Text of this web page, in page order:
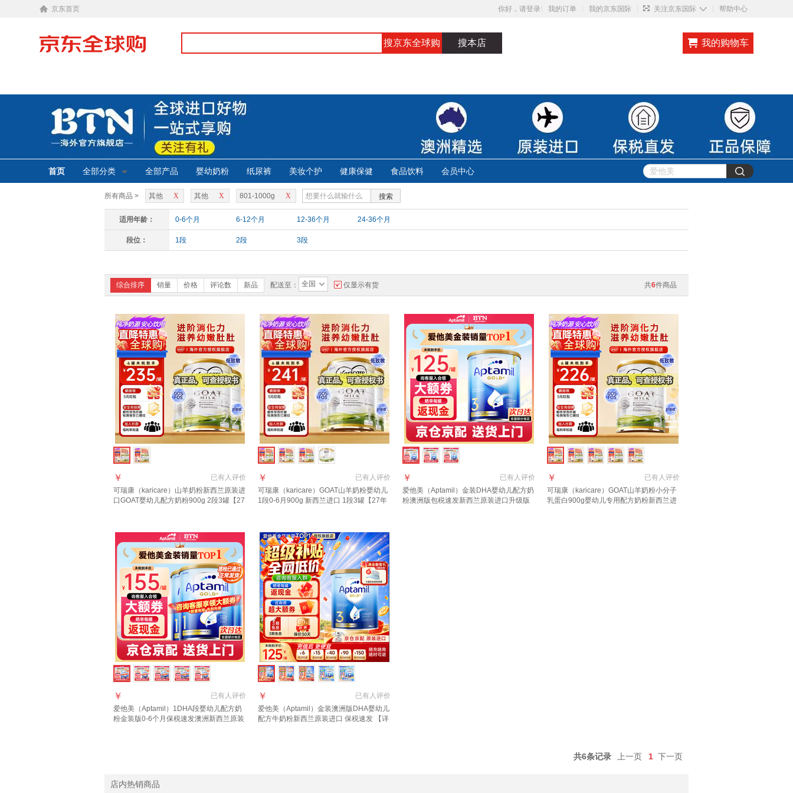
京东首页 你好，请登录 我的订单 我的京东国际 关注京东国际 ◇ 帮助中心
搜京东全球购 搜本店 我的购物车
首页 全部分类 全部产品 婴幼奶粉 纸尿裤 美妆个护 健康保健 食品饮料 会员中心
所有商品 > X
其他 X
其他 X
801-1000g 搜索
适用年龄： 0-6个月 6-12个月 12-36个月 24-36个月
段位： 1段 2段 3段
共6件商品
综合排序 销量 价格 评论数 新品 配送至： 全国 仅显示有货
已有人评价
￥
可瑞康（karicare）山羊奶粉新西兰原装进
口GOAT婴幼儿配方奶粉900g 2段3罐【27
已有人评价
￥
可瑞康（karicare）GOAT山羊奶粉婴幼儿
1段0-6月900g 新西兰进口 1段3罐【27年
已有人评价
￥
爱他美（Aptamil）金装DHA婴幼儿配方奶
粉澳洲版包税速发新西兰原装进口升级版
已有人评价
￥
可瑞康（karicare）GOAT山羊奶粉小分子
乳蛋白900g婴幼儿专用配方奶粉新西兰进
已有人评价
￥
爱他美（Aptamil）1DHA段婴幼儿配方奶
粉金装版0-6个月保税速发澳洲新西兰原装
已有人评价
￥
爱他美（Aptamil）金装澳洲版DHA婴幼儿
配方牛奶粉新西兰原装进口 保税速发 【详
共6条记录 上一页 1 下一页
店内热销商品